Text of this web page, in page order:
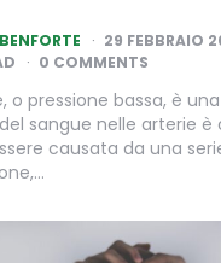
29 FEBBRAIO
0 COMMENTS
o pressione bassa, è
sangue nelle arterie
causata da una